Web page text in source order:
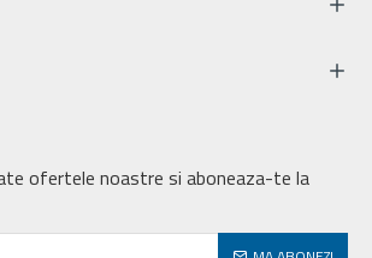
ofertele noastre si aboneaza-te la